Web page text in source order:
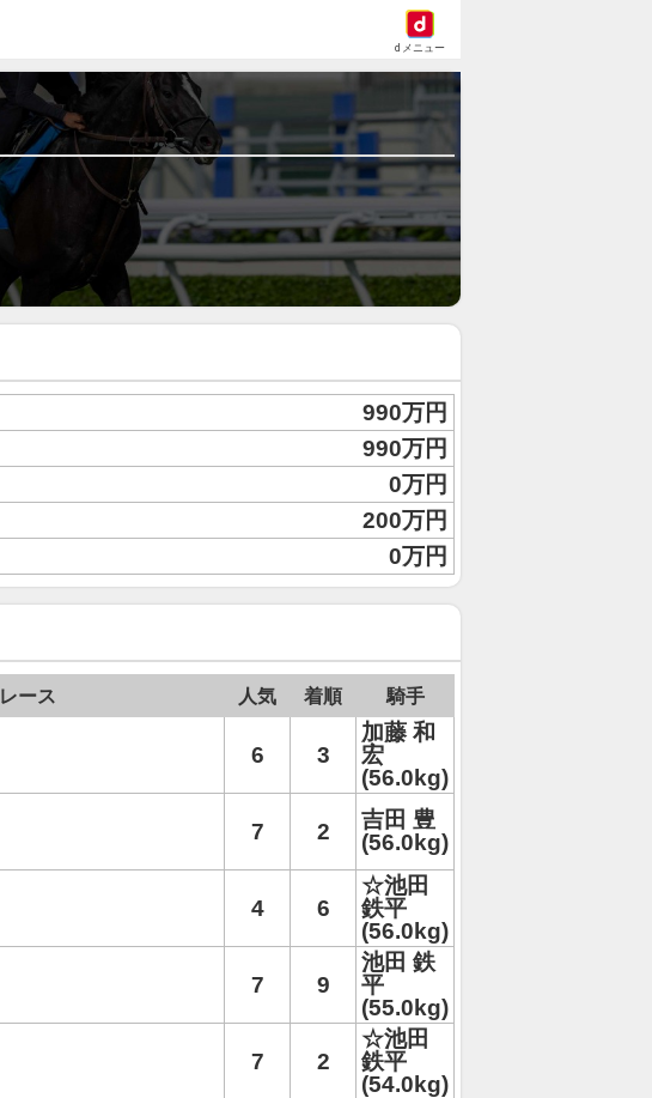
dメニュー
990万円
990万円
0万円
200万円
0万円
レース 人気 着順 騎手
6 3
加藤 和
宏
(56.0kg)
7 2
吉田 豊
(56.0kg)
4 6
☆池田
鉄平
(56.0kg)
7 9
池田 鉄
平
(55.0kg)
7 2
☆池田
鉄平
(54.0kg)